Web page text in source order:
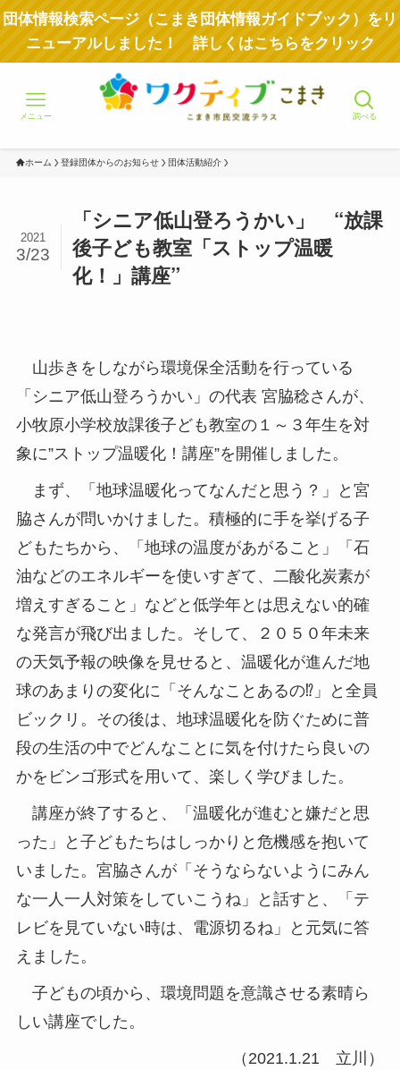
団体情報検索ページ（こまき団体情報ガイドブック）をリ
ニューアルしました！ 詳しくはこちらをクリック
調べる
メニュー
ホーム 登録団体からのお知らせ 団体活動紹介
「シニア低山登ろうかい」 “放課
後子ども教室「ストップ温暖
化！」講座”
2021
3/23
山歩きをしながら環境保全活動を行っている
「シニア低山登ろうかい」の代表 宮脇稔さんが、
小牧原小学校放課後子ども教室の１～３年生を対
象に”ストップ温暖化！講座”を開催しました。
まず、「地球温暖化ってなんだと思う？」と宮
脇さんが問いかけました。積極的に手を挙げる子
どもたちから、「地球の温度があがること」「石
油などのエネルギーを使いすぎて、二酸化炭素が
増えすぎること」などと低学年とは思えない的確
な発言が飛び出ました。そして、２０５０年未来
の天気予報の映像を見せると、温暖化が進んだ地
球のあまりの変化に「そんなことあるの⁉」と全員
ビックリ。その後は、地球温暖化を防ぐために普
段の生活の中でどんなことに気を付けたら良いの
かをビンゴ形式を用いて、楽しく学びました。
講座が終了すると、「温暖化が進むと嫌だと思
った」と子どもたちはしっかりと危機感を抱いて
いました。宮脇さんが「そうならないようにみん
な一人一人対策をしていこうね」と話すと、「テ
レビを見ていない時は、電源切るね」と元気に答
えました。
子どもの頃から、環境問題を意識させる素晴ら
しい講座でした。
（2021.1.21 立川）